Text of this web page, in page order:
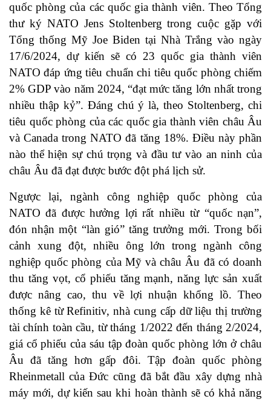
quốc phòng của các quốc gia thành viên. Theo Tổng
thư ký NATO Jens Stoltenberg trong cuộc gặp với
Tổng thống Mỹ Joe Biden tại Nhà Trắng vào ngày
17/6/2024, dự kiến sẽ có 23 quốc gia thành viên
NATO đáp ứng tiêu chuẩn chi tiêu quốc phòng chiếm
2% GDP vào năm 2024, “đạt mức tăng lớn nhất trong
nhiều thập kỷ”. Đáng chú ý là, theo Stoltenberg, chi
tiêu quốc phòng của các quốc gia thành viên châu Âu
và Canada trong NATO đã tăng 18%. Điều này phần
nào thể hiện sự chú trọng và đầu tư vào an ninh của
châu Âu đã đạt được bước đột phá lịch sử.
Ngược lại, ngành công nghiệp quốc phòng của
NATO đã được hưởng lợi rất nhiều từ “quốc nạn”,
đón nhận một “làn gió” tăng trưởng mới. Trong bối
cảnh xung đột, nhiều ông lớn trong ngành công
nghiệp quốc phòng của Mỹ và châu Âu đã có doanh
thu tăng vọt, cổ phiếu tăng mạnh, năng lực sản xuất
được nâng cao, thu về lợi nhuận khổng lồ. Theo
thống kê từ Refinitiv, nhà cung cấp dữ liệu thị trường
tài chính toàn cầu, từ tháng 1/2022 đến tháng 2/2024,
giá cổ phiếu của sáu tập đoàn quốc phòng lớn ở châu
Âu đã tăng hơn gấp đôi. Tập đoàn quốc phòng
Rheinmetall của Đức cũng đã bắt đầu xây dựng nhà
máy mới, dự kiến sau khi hoàn thành sẽ có khả năng